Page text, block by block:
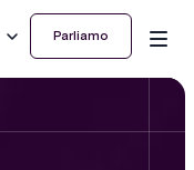
Parliamo